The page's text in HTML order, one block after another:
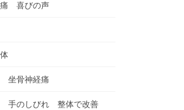
喜びの声
坐骨神経痛
手のしびれ 整体で改善